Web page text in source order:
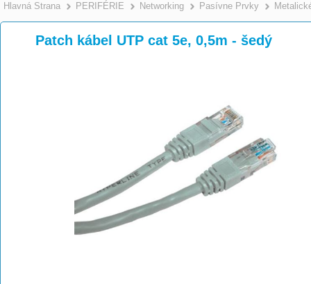
Hlavná Strana >
PERIFÉRIE >
Networking >
Pasívne Prvky
Patch kábel UTP cat 5e, 0,5m - šedý